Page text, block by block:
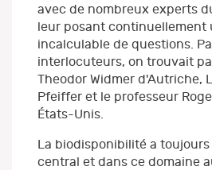
avec de nombreux experts
leur posant continuellement
incalculable de questions.
interlocuteurs, on trouvait
Theodor Widmer d'Autriche,
Pfeiffer et le professeur
États-Unis.
La biodisponibilité a
central et dans ce domaine